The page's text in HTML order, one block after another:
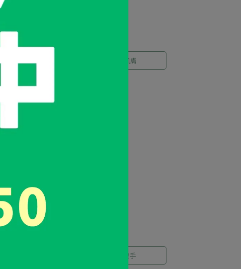
◎草本萃取 ◎滋潤肌膚
◎草本呵護◎柔嫩雙手